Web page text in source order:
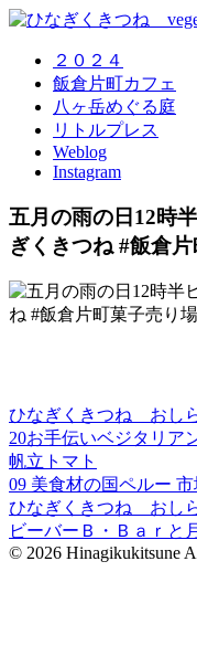
２０２４
飯倉片町カフェ
八ヶ岳めぐる庭
リトルプレス
Weblog
Instagram
五月の雨の日12時
ぎくきつね #飯倉
ひなぎくきつね おし
20お手伝いベジタリ
帆立トマト
09 美食材の国ペルー
ひなぎくきつね おし
ビーバーＢ・Ｂａｒと
© 2026 Hinagikukitsune